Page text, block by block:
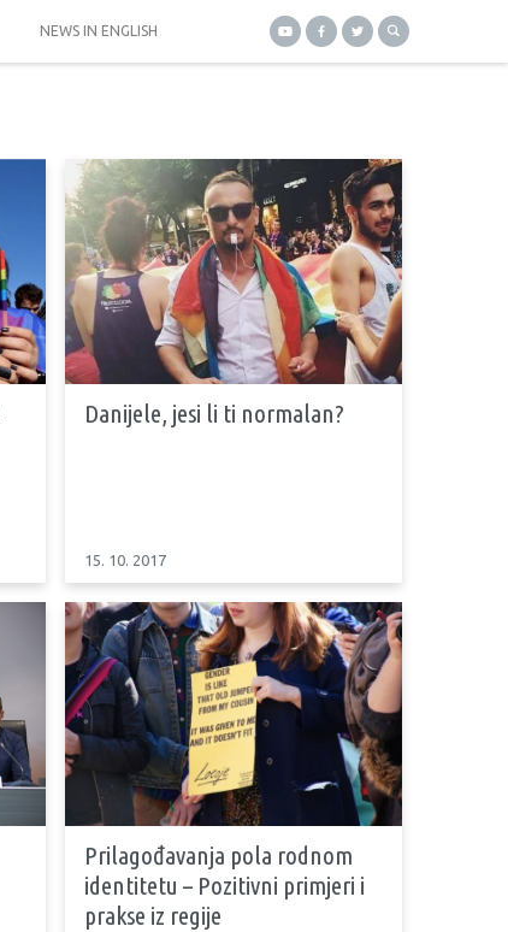
NEWS IN ENGLISH
Danijele, jesi li ti normalan?
15. 10. 2017
Prilagođavanja pola rodnom
identitetu – Pozitivni primjeri i
prakse iz regije